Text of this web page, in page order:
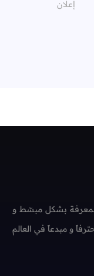
بشكل مبسّط و
و مبدعاً في العالم